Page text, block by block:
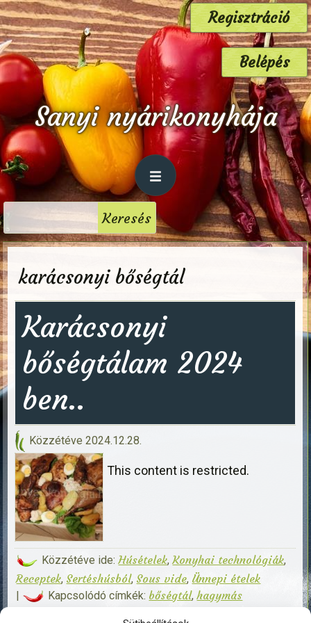
Regisztráció
Belépés
Sanyi nyárikonyhája
karácsonyi bőségtál
Karácsonyi
bőségtálam 2024
ben..
Közzétéve 2024.12.28.
This content is restricted.
Közzétéve ide: Húsételek,Konyhai technológiák,
Receptek, Sertéshúsból, Sous vide, Ünnepi ételek
| Kapcsolódó címkék: bőségtál,hagymás